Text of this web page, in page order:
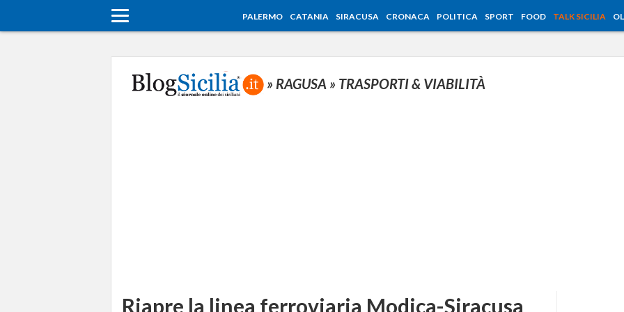
PALERMO CATANIA SIRACUSA CRONACA POLITICA SPORT FOOD TALK SICILIA
» RAGUSA » TRASPORTI & VIABILITÀ
Riapre la linea ferroviaria Modica-Siracusa